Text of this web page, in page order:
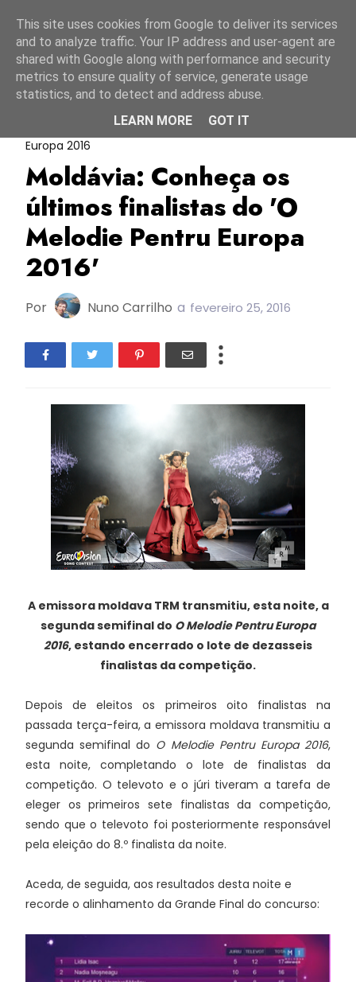
Moldávia
O Melodie Pentru
Europa 2016
Moldávia: Conheça os
últimos finalistas do 'O
Melodie Pentru Europa
2016'
Por Nuno Carrilho a fevereiro 25, 2016
A emissora moldava TRM transmitiu, esta noite, a
segunda semifinal do O Melodie Pentru Europa
2016, estando encerrado o lote de dezasseis
finalistas da competição.
Depois de eleitos os primeiros oito finalistas na
passada terça-feira, a emissora moldava transmitiu a
segunda semifinal do O Melodie Pentru Europa 2016,
esta noite, completando o lote de finalistas da
competição. O televoto e o júri tiveram a tarefa de
eleger os primeiros sete finalistas da competição,
sendo que o televoto foi posteriormente responsável
pela eleição do 8.º finalista da noite.
Aceda, de seguida, aos resultados desta noite e
recorde o alinhamento da Grande Final do concurso:
This site uses cookies from Google to deliver its services
and to analyze traffic. Your IP address and user-agent are
shared with Google along with performance and security
metrics to ensure quality of service, generate usage
statistics, and to detect and address abuse.
LEARN MORE
GOT IT